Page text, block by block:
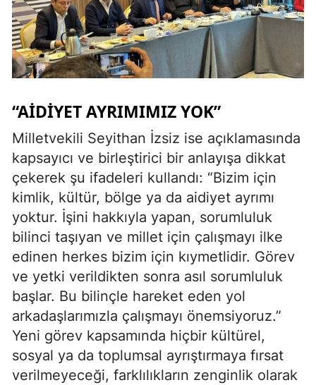
“AİDİYET AYRIMIMIZ YOK”
Milletvekili Seyithan İzsiz ise açıklamasında
kapsayıcı ve birleştirici bir anlayışa dikkat
çekerek şu ifadeleri kullandı: “Bizim için
kimlik, kültür, bölge ya da aidiyet ayrımı
yoktur. İşini hakkıyla yapan, sorumluluk
bilinci taşıyan ve millet için çalışmayı ilke
edinen herkes bizim için kıymetlidir. Görev
ve yetki verildikten sonra asıl sorumluluk
başlar. Bu bilinçle hareket eden yol
arkadaşlarımızla çalışmayı önemsiyoruz.”
Yeni görev kapsamında hiçbir kültürel,
sosyal ya da toplumsal ayrıştırmaya fırsat
verilmeyeceği, farklılıkların zenginlik olarak